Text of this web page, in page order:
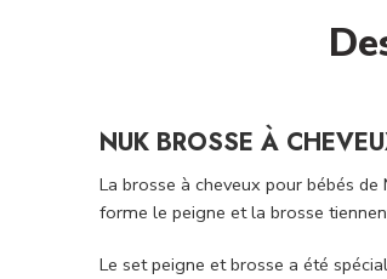
NUK BROSSE À
La brosse à cheveux pour bébés
forme le peigne et la brosse
Le set peigne et brosse a été